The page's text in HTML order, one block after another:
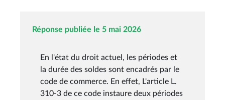
Réponse publiée le 5 mai 2026
En l'état du droit actuel, les périodes et
la durée des soldes sont encadrés par le
code de commerce. En effet, L'article L.
310-3 de ce code instaure deux périodes